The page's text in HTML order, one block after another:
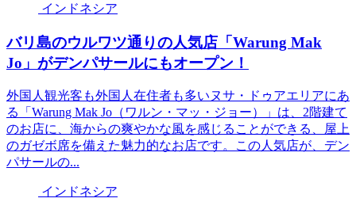
インドネシア
バリ島のウルワツ通りの人気店「Warung Mak
Jo」がデンパサールにもオープン！
外国人観光客も外国人在住者も多いヌサ・ドゥアエリアにあ
る「Warung Mak Jo（ワルン・マッ・ジョー）」は、2階建て
のお店に、海からの爽やかな風を感じることができる、屋上
のガゼボ席を備えた魅力的なお店です。この人気店が、デン
パサールの...
インドネシア